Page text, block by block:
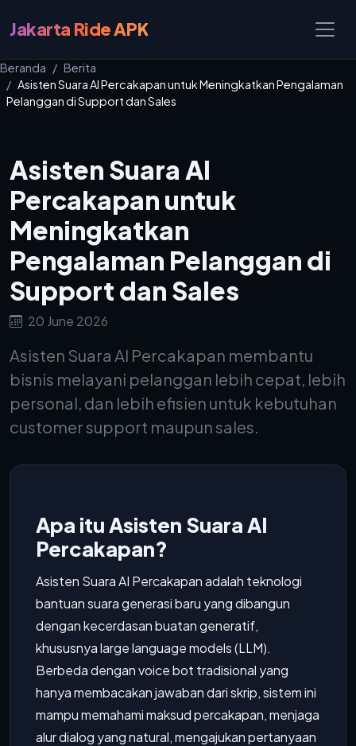
Jakarta Ride APK
Beranda
Berita
Asisten Suara AI Percakapan untuk Meningkatkan Pengalaman
Pelanggan di Support dan Sales
Asisten Suara AI
Percakapan untuk
Meningkatkan
Pengalaman Pelanggan di
Support dan Sales
20 June 2026
Asisten Suara AI Percakapan membantu
bisnis melayani pelanggan lebih cepat, lebih
personal, dan lebih efisien untuk kebutuhan
customer support maupun sales.
Apa itu Asisten Suara AI
Percakapan?
Asisten Suara AI Percakapan adalah teknologi
bantuan suara generasi baru yang dibangun
dengan kecerdasan buatan generatif,
khususnya large language models (LLM).
Berbeda dengan voice bot tradisional yang
hanya membacakan jawaban dari skrip, sistem ini
mampu memahami maksud percakapan, menjaga
alur dialog yang natural, mengajukan pertanyaan